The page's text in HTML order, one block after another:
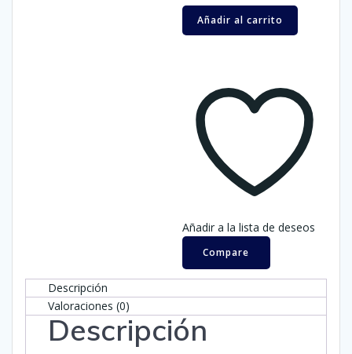
color
amarillo
Añadir al carrito
Añadir a la lista de deseos
Compare
Descripción
Valoraciones (0)
Descripción